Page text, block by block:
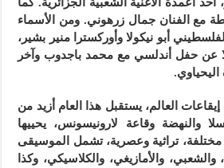
مع الفنان جمال زرهوني. ومن الأسماء
أبو نيكولا وأوركسترا منير بشير،
عن حفل أندلسي مع محمد باجدوب وآخر
العالم، يستقبل هذا العام أزيد من
والنهضة وقاعة لارونيسونس، يحييها
مختلفة، تراثية وعصرية، تشمل الموسيقى
والشعبي، والأمازيغي، والكلاسيكي، وكذا